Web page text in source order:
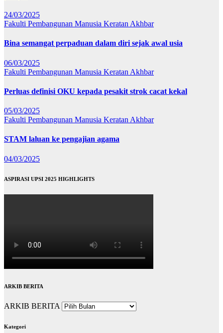
24/03/2025
Fakulti Pembangunan Manusia Keratan Akhbar
Bina semangat perpaduan dalam diri sejak awal usia
06/03/2025
Fakulti Pembangunan Manusia Keratan Akhbar
Perluas definisi OKU kepada pesakit strok cacat kekal
05/03/2025
Fakulti Pembangunan Manusia Keratan Akhbar
STAM laluan ke pengajian agama
04/03/2025
ASPIRASI UPSI 2025 HIGHLIGHTS
ARKIB BERITA
ARKIB BERITA
Kategori